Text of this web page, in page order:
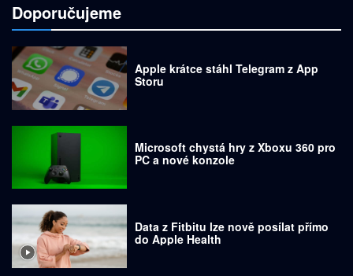
Doporučujeme
Apple krátce stáhl Telegram z App
Storu
Microsoft chystá hry z Xboxu 360 pro
PC a nové konzole
Data z Fitbitu lze nově posílat přímo
do Apple Health